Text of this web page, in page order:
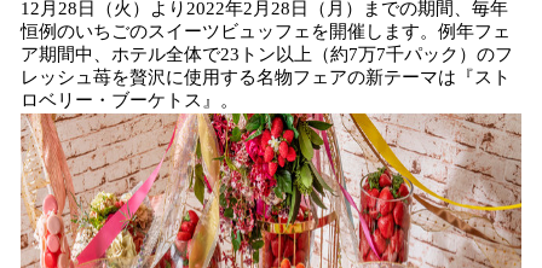
12月28日（火）より2022年2月28日（月）までの期間、毎年
恒例のいちごのスイーツビュッフェを開催します。例年フェ
ア期間中、ホテル全体で23トン以上（約7万7千パック）のフ
レッシュ苺を贅沢に使用する名物フェアの新テーマは『スト
ロベリー・ブーケトス』。